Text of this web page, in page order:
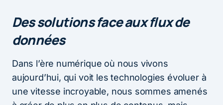
Des solutions face aux flux de
données
Dans l’ère numérique où nous vivons
aujourd’hui, qui voit les technologies évoluer à
une vitesse incroyable, nous sommes amenés